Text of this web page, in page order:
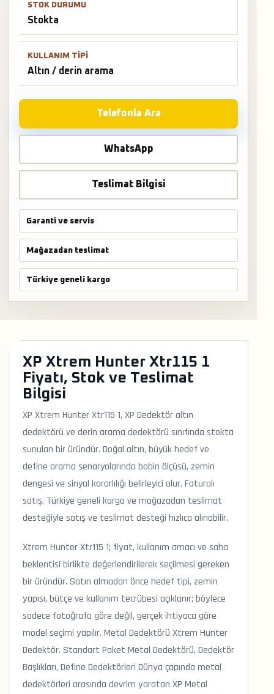
STOK DURUMU
Stokta
KULLANIM TIPI
Altın / derin arama
Telefonla Ara
WhatsApp
Teslimat Bilgisi
Garanti ve servis
Mağazadan teslimat
Türkiye geneli kargo
XP Xtrem Hunter Xtr115 1
Fiyatı, Stok ve Teslimat
Bilgisi
XP Xtrem Hunter Xtr115 1, XP Dedektör altın
dedektörü ve derin arama dedektörü sınıfında stokta
sunulan bir üründür. Doğal altın, büyük hedef ve
define arama senaryolarında bobin ölçüsü, zemin
dengesi ve sinyal kararlılığı belirleyici olur. Faturalı
satış, Türkiye geneli kargo ve mağazadan teslimat
desteğiyle satış ve teslimat desteği hızlıca alınabilir.
Xtrem Hunter Xtr115 1; fiyat, kullanım amacı ve saha
beklentisi birlikte değerlendirilerek seçilmesi gereken
bir üründür. Satın almadan önce hedef tipi, zemin
yapısı, bütçe ve kullanım tecrübesi açıklanır; böylece
sadece fotoğrafa göre değil, gerçek ihtiyaca göre
model seçimi yapılır. Metal Dedektörü Xtrem Hunter
Dedektör. Standart Paket Metal Dedektörü, Dedektör
Başlıkları, Define Dedektörleri Dünya çapında metal
dedektörleri arasında devrim yaratan XP Metal